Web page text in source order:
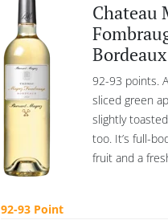
Chateau
92-93 points.
sliced green
slightly
too. It’s full-
fruit and a
92-93 Point